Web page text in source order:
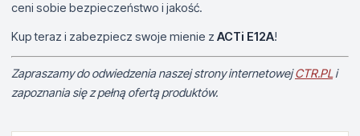
ceni sobie bezpieczeństwo i jakość.
Kup teraz i zabezpiecz swoje mienie z ACTi E12A!
Zapraszamy do odwiedzenia naszej strony internetowejCTR.PL i
zapoznania się z pełną ofertą produktów.